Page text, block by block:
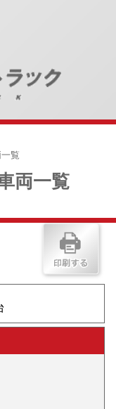
覧
両一覧